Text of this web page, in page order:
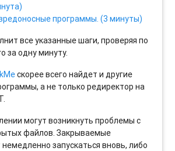
программы. (3 минуты)
все указанные шаги, проверяя по
за одну минуту.
скорее всего найдет и другие
а не только редиректор на
могут возникнуть проблемы с
файлов. Закрываемые
запускаться вновь, либо